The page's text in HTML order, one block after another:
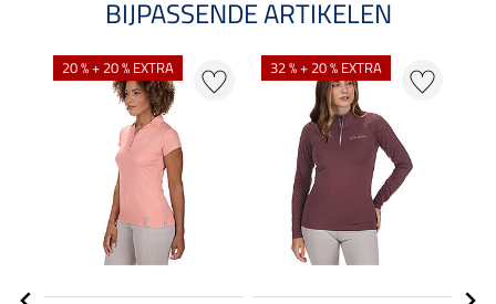
BIJPASSENDE ARTIKELEN
20 % + 20 % EXTRA 32 % + 20 % EXTRA